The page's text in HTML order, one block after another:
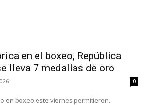
en el boxeo, República
lleva 7 medallas de oro
0
en boxeo este viernes permitieron...